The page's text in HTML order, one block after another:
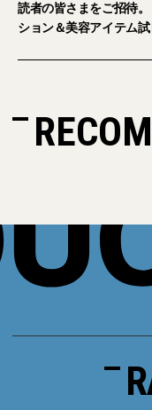
読者の皆さまをご招待
ション＆美容アイテム試